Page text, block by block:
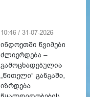
10:46 / 31-07-2026
ინდოეთში წვიმები
ძლიერდება –
გამოცხადებულია
„წითელი“ განგაში,
იზრდება